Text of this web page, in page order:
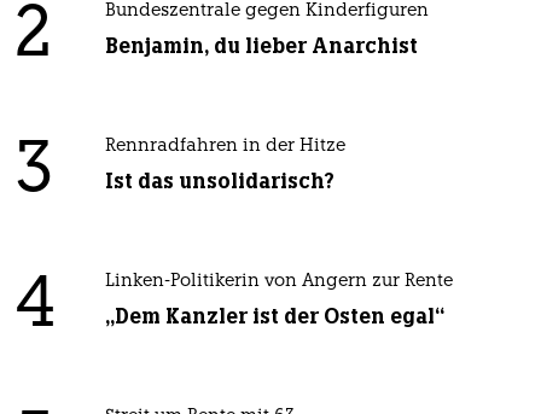
2 Bundeszentrale gegen Kinderfiguren
Benjamin, du lieber Anarchist
3 Rennradfahren in der Hitze
Ist das unsolidarisch?
4 Linken-Politikerin von Angern zur Rente
„Dem Kanzler ist der Osten egal“